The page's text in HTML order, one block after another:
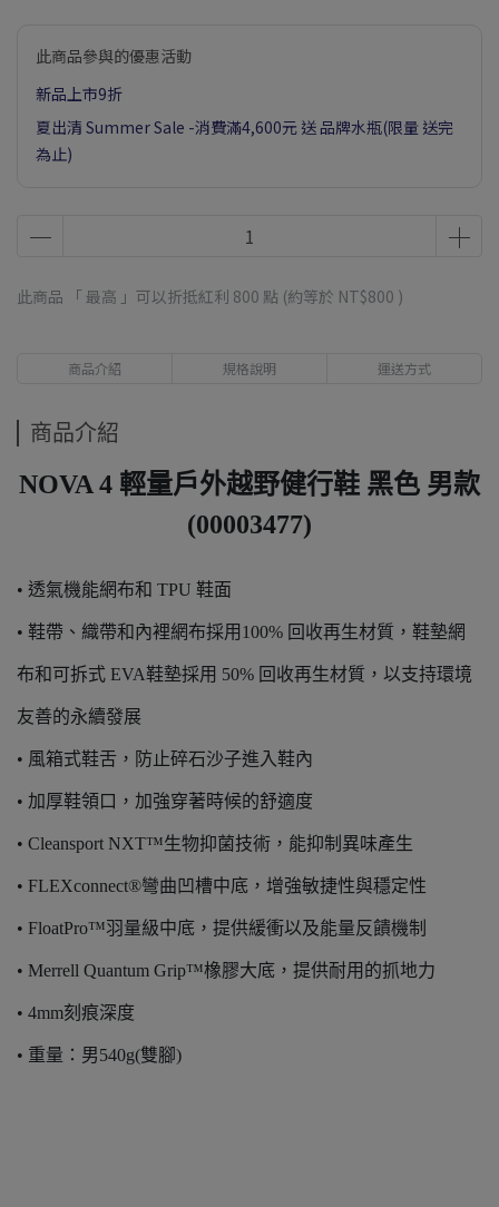
此商品參與的優惠活動
新品上市9折
夏出清 Summer Sale -消費滿4,600元 送 品牌水瓶(限量 送完
為止)
此商品 「 最高 」可以折抵紅利 800 點 (約等於 NT$800 )
商品介紹 規格說明 運送方式
商品介紹
NOVA 4 輕量戶外越野健行鞋 黑色 男款
(00003477)
• 透氣機能網布和 TPU 鞋面
• 鞋帶、織帶和內裡網布採用100% 回收再生材質，鞋墊網
布和可拆式 EVA鞋墊採用 50% 回收再生材質，以支持環境
友善的永續發展
• 風箱式鞋舌，防止碎石沙子進入鞋內
• 加厚鞋領口，加強穿著時候的舒適度
• Cleansport NXT™生物抑菌技術，能抑制異味產生
• FLEXconnect®彎曲凹槽中底，增強敏捷性與穩定性
• FloatPro™羽量級中底，提供緩衝以及能量反饋機制
• Merrell Quantum Grip™橡膠大底，提供耐用的抓地力
• 4mm刻痕深度
• 重量：男540g(雙腳)